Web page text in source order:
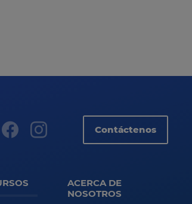
Contáctenos
ACERCA DE
NOSOTROS